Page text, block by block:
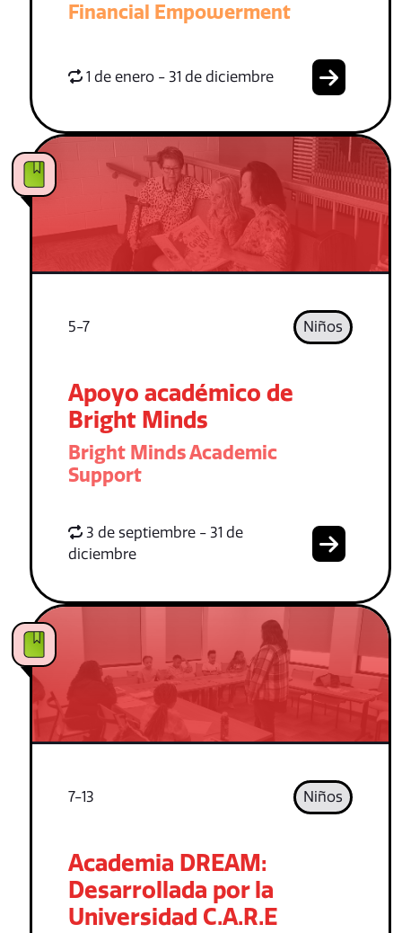
Financial Empowerment
1 de enero - 31 de diciembre
5-7 Niños
Apoyo académico de
Bright Minds
Bright Minds Academic
Support
3 de septiembre - 31 de
diciembre
7-13 Niños
Academia DREAM:
Desarrollada por la
Universidad C.A.R.E